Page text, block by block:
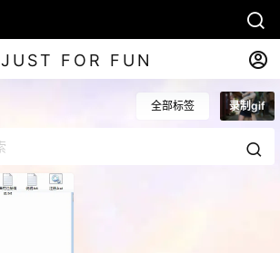
JUST FOR FUN
全部标签 录制gif